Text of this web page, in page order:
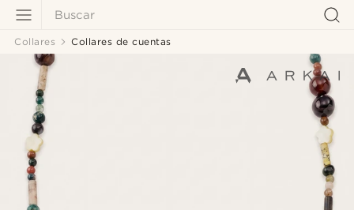
Buscar
Collares Collares de cuentas